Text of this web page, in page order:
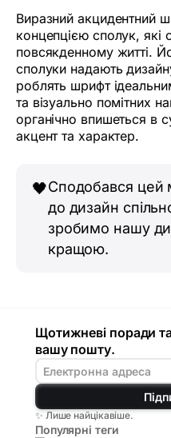
Виразний акцидентний
концепцією сполук, які
повсякденному житті.
сполуки надають
роблять шрифт
та візуально помітних
органічно впишеться в
акцент та характер.
🖤Сподобався цей
до дизайн
зробимо нашу
кращою.
Щотижневі поради
вашу пошту.
✨ Лише найцікавіше.
Популярні теги